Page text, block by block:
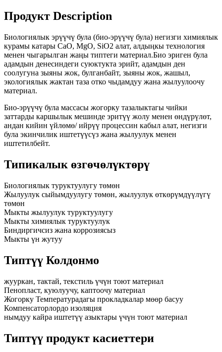
Продукт Description
Биологиялык эрүүчү була (био-эрүүчү була) негизги химиялык
курамы катары CaO, MgO, SiO2 алат, алдыңкы технология
менен чыгарылган жаңы типтеги материал.Био эриген була
адамдын денесиндеги суюктукта эрийт, адамдын ден
соолугуна зыяны жок, булганбайт, зыяны жок, жашыл,
экологиялык жактан таза отко чыдамдуу жана жылуулоочу
материал.
Био-эрүүчү була массасы жогорку тазалыктагы чийки
заттарды каршылык мешинде эритүү жолу менен өндүрүлөт,
андан кийин үйлөмө/ ийрүү процессин кабыл алат, негизги
була экинчилик иштетүүсүз жана жылуулук менен
иштетилбейт.
Типикалык өзгөчөлүктөрү
Биологиялык туруктуулугу төмөн
Жылуулук сыйымдуулугу төмөн, жылуулук өткөрүмдүүлүгү
төмөн
Мыкты жылуулук туруктуулугу
Мыкты химиялык туруктуулук
Биндиргичсиз жана коррозиясыз
Мыкты үн жутуу
Типтүү Колдонмо
жууркан, тактай, текстиль үчүн тоют материал
Пенопласт, куюлуучу, каптоочу материал
Жогорку Температурадагы прокладкалар мөөр басуу
Компенсаторлордо изоляция
нымдуу кайра иштетүү азыктары үчүн тоют материал
Типтүү продукт касиеттери